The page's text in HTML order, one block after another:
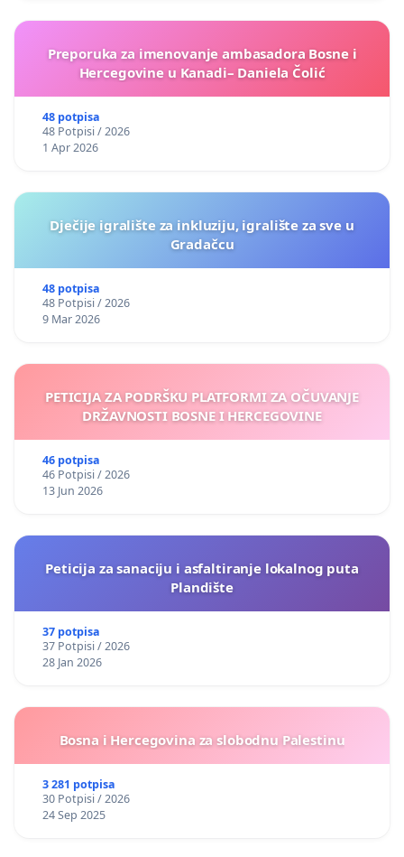
Preporuka za imenovanje ambasadora Bosne i
Hercegovine u Kanadi– Daniela Čolić
48 potpisa
48 Potpisi / 2026
1 Apr 2026
Dječije igralište za inkluziju, igralište za sve u
Gradačcu
48 potpisa
48 Potpisi / 2026
9 Mar 2026
PETICIJA ZA PODRŠKU PLATFORMI ZA OČUVANJE
DRŽAVNOSTI BOSNE I HERCEGOVINE
46 potpisa
46 Potpisi / 2026
13 Jun 2026
Peticija za sanaciju i asfaltiranje lokalnog puta
Plandište
37 potpisa
37 Potpisi / 2026
28 Jan 2026
Bosna i Hercegovina za slobodnu Palestinu
3 281 potpisa
30 Potpisi / 2026
24 Sep 2025